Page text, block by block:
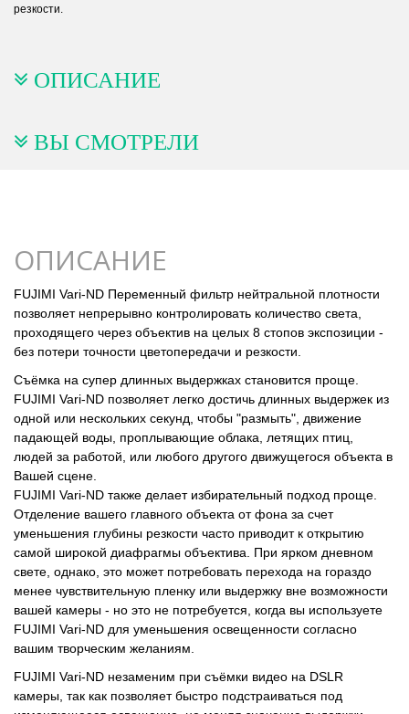
резкости.
ОПИСАНИЕ
ВЫ СМОТРЕЛИ
ОПИСАНИЕ
FUJIMI Vari-ND Переменный фильтр нейтральной плотности
позволяет непрерывно контролировать количество света,
проходящего через объектив на целых 8 стопов экспозиции -
без потери точности цветопередачи и резкости.
Съёмка на супер длинных выдержках становится проще.
FUJIMI Vari-ND позволяет легко достичь длинных выдержек из
одной или нескольких секунд, чтобы "размыть", движение
падающей воды, проплывающие облака, летящих птиц,
людей за работой, или любого другого движущегося объекта в
Вашей сцене.
FUJIMI Vari-ND также делает избирательный подход проще.
Отделение вашего главного объекта от фона за счет
уменьшения глубины резкости часто приводит к открытию
самой широкой диафрагмы объектива. При ярком дневном
свете, однако, это может потребовать перехода на гораздо
менее чувствительную пленку или выдержку вне возможности
вашей камеры - но это не потребуется, когда вы используете
FUJIMI Vari-ND для уменьшения освещенности согласно
вашим творческим желаниям.
FUJIMI Vari-ND незаменим при съёмки видео на DSLR
камеры, так как позволяет быстро подстраиваться под